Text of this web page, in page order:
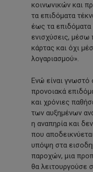
κοινωνικών και
τα επιδόματα
έως τα επιδόματα
ενισχύσεις,
κάρτας και όχι
λογαριασμού».
Ενώ είναι
προνοιακά
και χρόνιες
των αυξημένων
η αναπηρία και
που
υπόψη στα
παροχών, μια
θα λειτουργούσε